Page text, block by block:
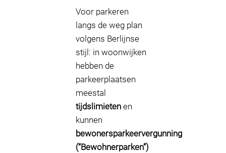
Voor parkeren
langs de weg plan
volgens Berlijnse
stijl: in woonwijken
hebben de
parkeerplaatsen
meestal
tijdslimieten en
kunnen
bewonersparkeervergunning
(“Bewohnerparken”)